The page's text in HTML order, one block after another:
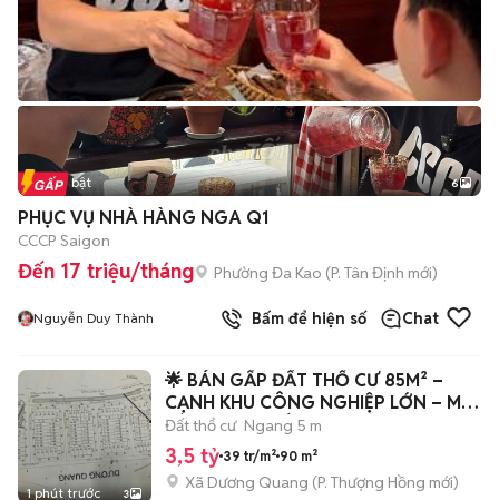
+2
Tin nổi bật 6
PHỤC VỤ NHÀ HÀNG NGA Q1
CCCP Saigon
Đến 17 triệu/tháng Phường Đa Kao (P. Tân Định mới)
Nguyễn Duy Thành Bấm để hiện số Chat
1 phút trước 3
🌟 BÁN GẤP ĐẤT THỔ CƯ 85M² –
CẠNH KHU CÔNG NGHIỆP LỚN – MỸ
HÀO, HƯNG YÊ
Đất thổ cư Ngang 5 m
3,5 tỷ 39 tr/m² 90 m²
Xã Dương Quang (P. Thượng Hồng mới)